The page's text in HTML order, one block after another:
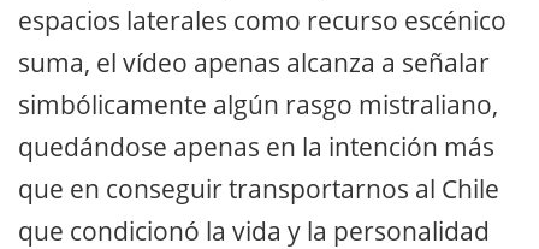
espacios laterales como recurso escénico
suma, el vídeo apenas alcanza a señalar
simbólicamente algún rasgo mistraliano,
quedándose apenas en la intención más
que en conseguir transportarnos al Chile
que condicionó la vida y la personalidad